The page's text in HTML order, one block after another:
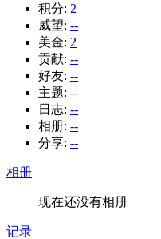
积分: 2
威望: --
美金: 2
贡献: --
好友: --
主题: --
日志: --
相册: --
分享: --
相册
现在还没有相册
记录